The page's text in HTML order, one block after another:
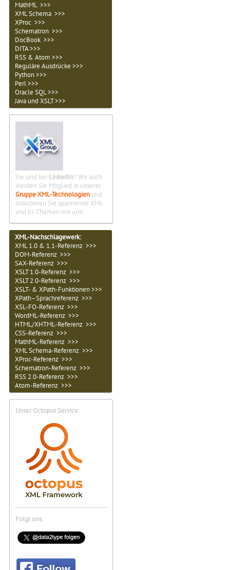
MathML >>>
XML Schema >>>
XProc >>>
Schematron >>>
DocBook >>>
DITA >>>
RSS & Atom >>>
Reguläre Ausdrücke >>>
Python >>>
Perl >>>
Oracle SQL >>>
Java und XSLT >>>
Sie sind bei LinkedIn? Wir auch.
Werden Sie Mitglied in unserer
Gruppe XML-Technologien und
diskutieren Sie spannende XML-
und KI-Themen mit uns!
XML-Nachschlagewerk:
XML 1.0 & 1.1-Referenz >>>
DOM-Referenz >>>
SAX-Referenz >>>
XSLT 1.0-Referenz >>>
XSLT 2.0-Referenz >>>
XSLT- & XPath-Funktionen >>>
XPath–Sprachreferenz >>>
XSL-FO-Referenz >>>
WordML-Referenz >>>
HTML/XHTML-Referenz >>>
CSS-Referenz >>>
MathML-Referenz >>>
XML Schema-Referenz >>>
XProc-Referenz >>>
Schematron-Referenz >>>
RSS 2.0-Referenz >>>
Atom-Referenz >>>
Unser Octopus Service:
Folgt uns: